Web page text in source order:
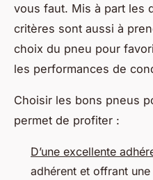
vous faut. Mis à part les
critères sont aussi à
choix du pneu pour
les performances de
Choisir les bons pneus
permet de profiter :
D’une excellente
adhérent et offrant